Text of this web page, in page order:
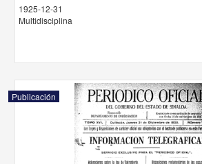
1925-12-31
Multidisciplina
Publicación